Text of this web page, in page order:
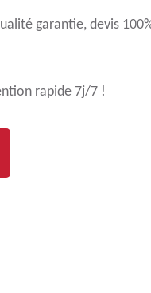
garantie, devis
rapide 7j/7 !